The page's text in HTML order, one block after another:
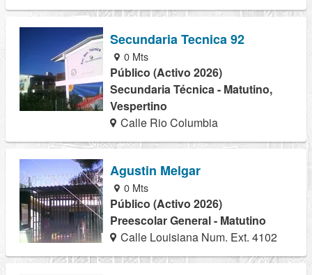
Secundaria Tecnica 92
0 Mts
Público (Activo 2026)
Secundaria Técnica - Matutino,
Vespertino
Calle Rio Columbia
Agustin Melgar
0 Mts
Público (Activo 2026)
Preescolar General - Matutino
Calle Louisiana Num. Ext. 4102